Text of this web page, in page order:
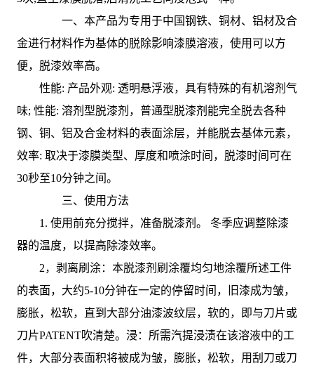
一、本产品为专用于中国钢铁、铜材、铝材及合
金进行材料作为基体的脱除影响漆膜溶液，使用可以方
便，脱漆效率高。
性能: 产品外观: 透明悬浮液，具有特殊的有机溶剂气
味; 性能: 溶剂型脱漆剂，普通型脱漆剂能完全脱去各种
钢、铜、铝及合金材料的表面涂层，并能脱去基体元素，
效率: 取决于漆膜类型、厚度和喷涂时间，脱漆时间可在
30秒至10分钟之间。
三、使用方法
1. 使用前充分搅拌，准备脱漆剂。 冬季应调整除漆
器的温度，以提高除漆效率。
2，剥离刷涂：本脱漆剂刷涂覆均匀地涂覆所述工件
的表面，大约5-10分钟在一定的停留时间，旧漆成为皱，
膨胀，松软，直到大部分油漆波纹层，软的，即与刀片或
刀片PATENT吹清楚。浸：所需汽提浸渍在该溶液中的工
件，大部分表面积将被成为皱，膨胀，松软，用刮刀或刀